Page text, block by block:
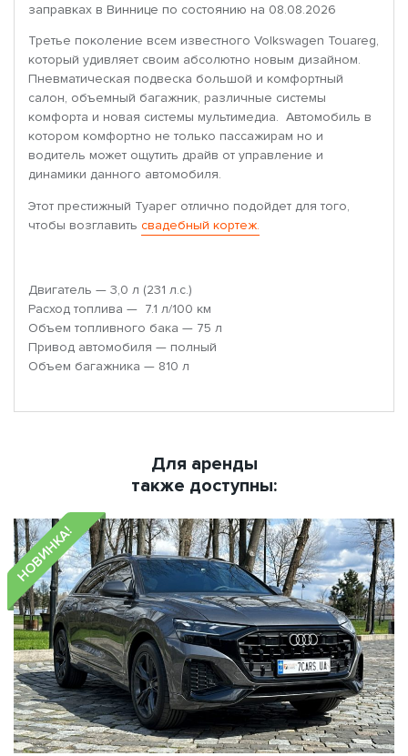
заправках в Виннице по состоянию на 08.08.2026
Третье поколение всем известного Volkswagen Touareg,
который удивляет своим абсолютно новым дизайном.
Пневматическая подвеска большой и комфортный
салон, объемный багажник, различные системы
комфорта и новая системы мультимедиа. Автомобиль в
котором комфортно не только пассажирам но и
водитель может ощутить драйв от управление и
динамики данного автомобиля.
Этот престижный Туарег отлично подойдет для того,
чтобы возглавить свадебный кортеж.
Двигатель — 3,0 л (231 л.с.)
Расход топлива — 7.1 л/100 км
Объем топливного бака — 75 л
Привод автомобиля — полный
Объем багажника — 810 л
Для аренды
также доступны:
НОВИНКА!